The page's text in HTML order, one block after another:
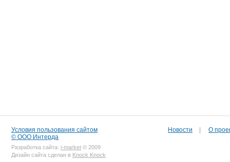
Условия пользования сайтом
© ООО Интерда
Разработка сайта: i-market © 2009
Дизайн сайта сделан в Knock Knock
Новости О